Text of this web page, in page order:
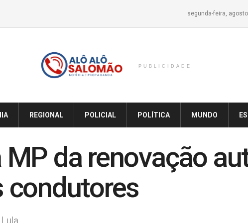
segunda-feira,
PUBLICIDADE
REGIONAL POLICIAL POLÍTICA MUNDO
MP da renovação
condutores